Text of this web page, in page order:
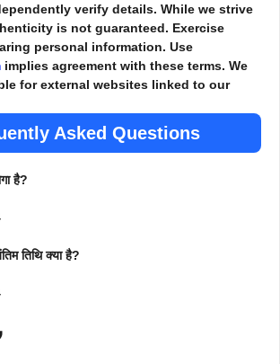
verify details. While we strive
is not guaranteed. Exercise
personal information. Use
implies agreement with these terms. We
for external websites linked to our
Asked Questions
है?
तिथि क्या है?